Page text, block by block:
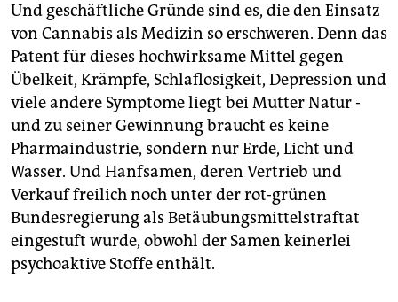
Und geschäftliche Gründe sind es, die den Einsatz
von Cannabis als Medizin so erschweren. Denn das
Patent für dieses hochwirksame Mittel gegen
Übelkeit, Krämpfe, Schlaflosigkeit, Depression und
viele andere Symptome liegt bei Mutter Natur -
und zu seiner Gewinnung braucht es keine
Pharmaindustrie, sondern nur Erde, Licht und
Wasser. Und Hanfsamen, deren Vertrieb und
Verkauf freilich noch unter der rot-grünen
Bundesregierung als Betäubungsmittelstraftat
eingestuft wurde, obwohl der Samen keinerlei
psychoaktive Stoffe enthält.